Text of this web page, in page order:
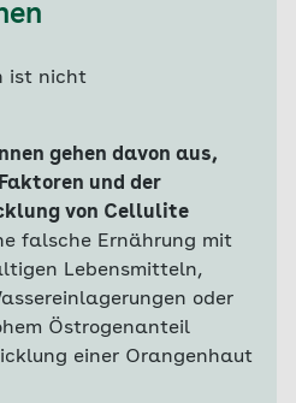
ist nicht
gehen davon aus,
und der
von Cellulite
falsche Ernährung mit
Lebensmitteln,
oder
Östrogenanteil
einer Orangenhaut